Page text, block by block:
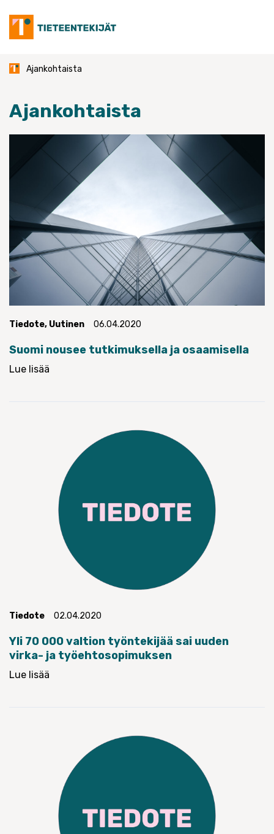
content
Ajankohtaista
Ajankohtaista
Tiedote, Uutinen 06.04.2020
Suomi nousee tutkimuksella ja osaamisella
Lue lisää
Tiedote 02.04.2020
Yli 70 000 valtion työntekijää sai uuden
virka- ja työehtosopimuksen
Lue lisää